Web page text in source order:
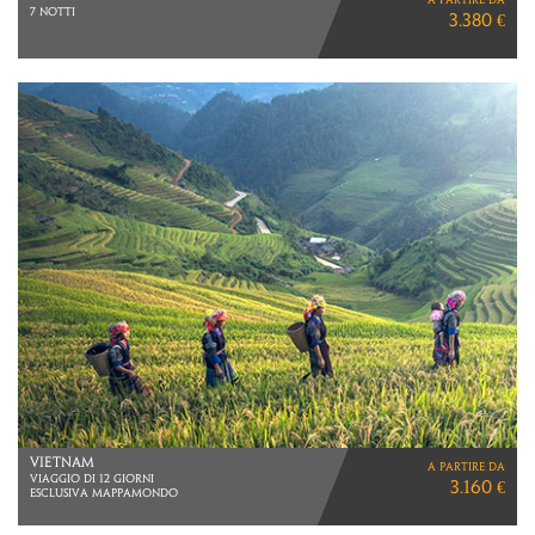
7 NOTTI 3.380 €
VIETNAM
VIAGGIO DI 12 GIORNI
ESCLUSIVA MAPPAMONDO
a partire da
3.160 €